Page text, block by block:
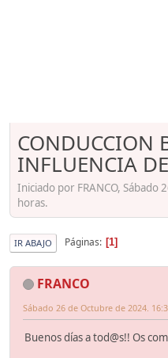
CONDUCCION
INFLUENCIA
Iniciado por FRANCO,
horas.
IR ABAJO Páginas 1
FRANCO
Sábado 26 de Octubre de 2024.
Buenos días a tod@s!! Os